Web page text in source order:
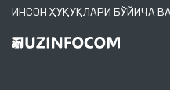
ИНСОН ҲУҚУҚЛАРИ БЎЙИЧА